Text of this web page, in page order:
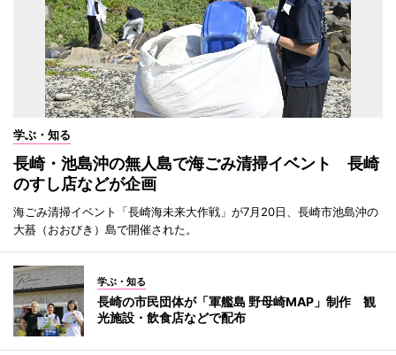
学ぶ・知る
長崎・池島沖の無人島で海ごみ清掃イベント 長崎
のすし店などが企画
海ごみ清掃イベント「長崎海未来大作戦」が7月20日、長崎市池島沖の
大蟇（おおびき）島で開催された。
学ぶ・知る
長崎の市民団体が「軍艦島 野母崎MAP」制作 観
光施設・飲食店などで配布